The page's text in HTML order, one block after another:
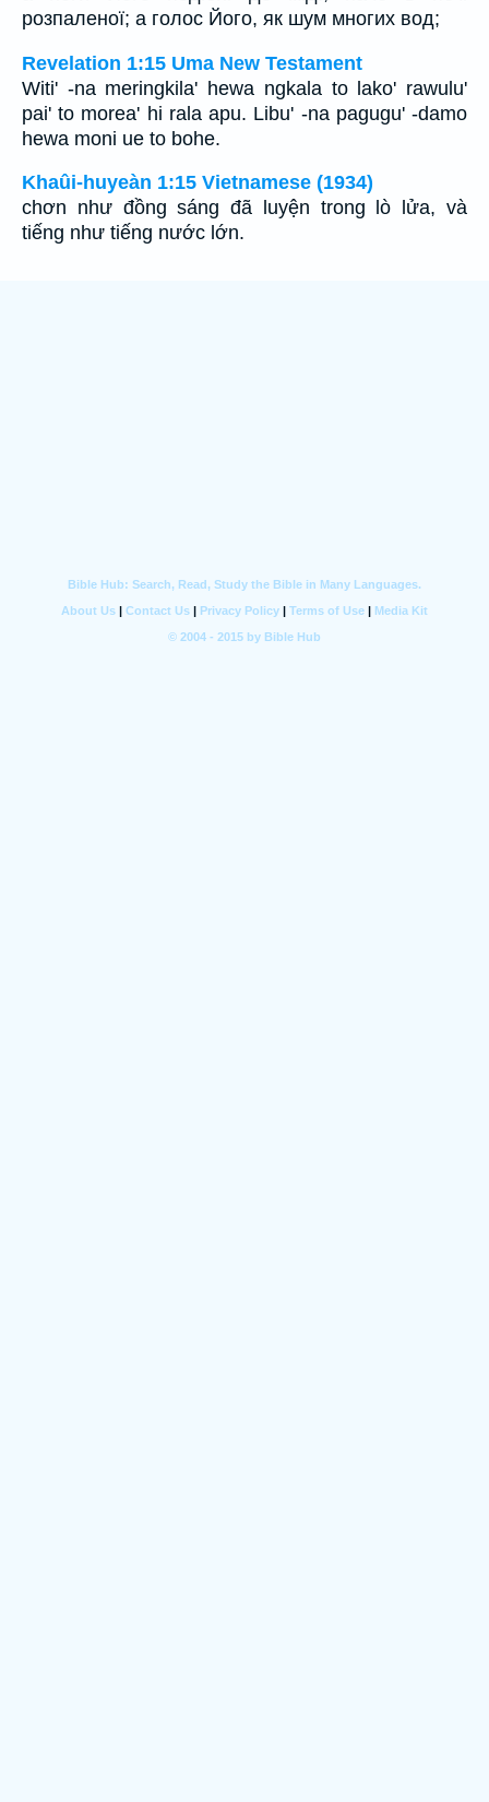
розпаленої; а голос Його, як шум многих вод;
Revelation 1:15 Uma New Testament
Witi' -na meringkila' hewa ngkala to lako' rawulu'
pai' to morea' hi rala apu. Libu' -na pagugu' -damo
hewa moni ue to bohe.
Khaûi-huyeàn 1:15 Vietnamese (1934)
chơn như đồng sáng đã luyện trong lò lửa, và
tiếng như tiếng nước lớn.